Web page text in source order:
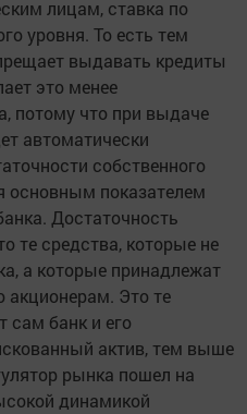
лицам, ставка по
уровня. То есть тем
выдавать кредиты
это менее
потому что при выдаче
автоматически
собственного
основным показателем
Достаточность
те средства, которые не
а которые принадлежат
акционерам. Это те
сам банк и его
актив, тем выше
рынка пошел на
динамикой